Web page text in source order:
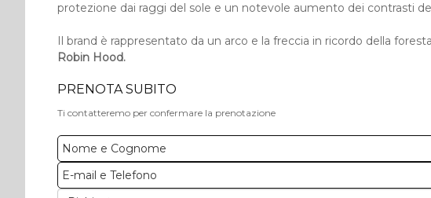
protezione dai raggi del sole e un notevole aumento dei contrasti
Il brand è rappresentato da un arco e la freccia in ricordo della
Robin Hood.
PRENOTA SUBITO
Ti contatteremo per confermare la prenotazione